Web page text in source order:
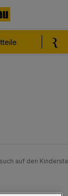
auf den